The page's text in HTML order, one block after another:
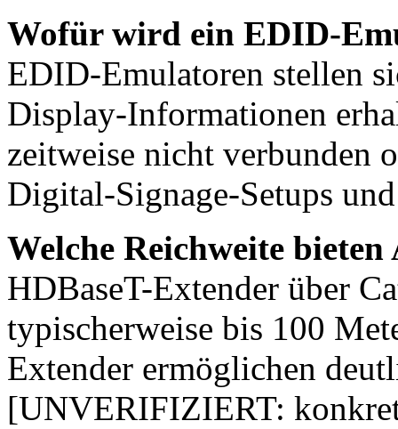
Wofür wird ein EDID-
EDID-Emulatoren stellen
Display-Informationen
zeitweise nicht verbunden
Digital-Signage-Setups
Welche Reichweite bieten
HDBaseT-Extender über
typischerweise bis 100
Extender ermöglichen
[UNVERIFIZIERT: